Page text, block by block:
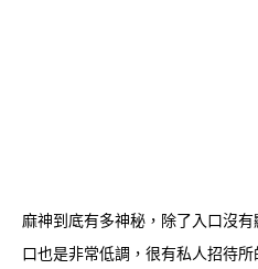
麻神到底有多神秘，除了入口沒
口也是非常低調，很有私人招待所